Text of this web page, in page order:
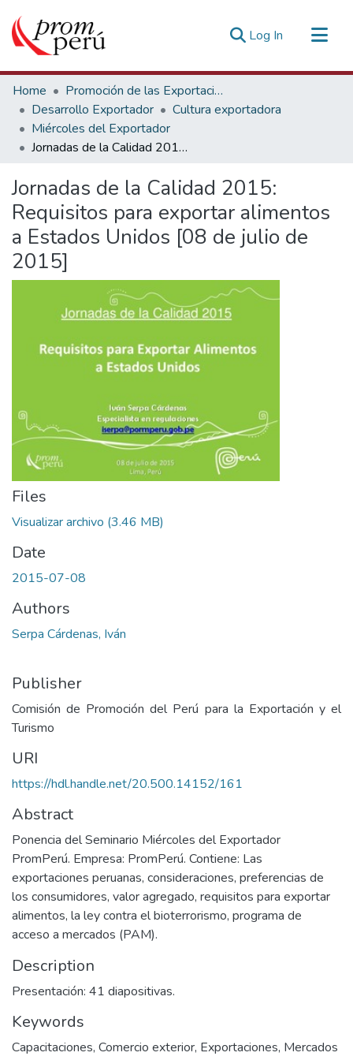
Log In (current)
Communities & Collections
All of DSpace
Statistics
Estadísticas Externas
Home
Promoción de las Exportaciones
Desarrollo Exportador
Cultura exportadora
Miércoles del Exportador
Jornadas de la Calidad 2015: Requisitos para exportar alimentos a Estados Unidos [08 de julio de 2015]
Jornadas de la Calidad 2015:
Requisitos para exportar alimentos
a Estados Unidos [08 de julio de
2015]
Files
Visualizar archivo (3.46 MB)
Date
2015-07-08
Authors
Serpa Cárdenas, Iván
Publisher
Comisión de Promoción del Perú para la Exportación y el
Turismo
URI
https://hdl.handle.net/20.500.14152/161
Abstract
Ponencia del Seminario Miércoles del Exportador
PromPerú. Empresa: PromPerú. Contiene: Las
exportaciones peruanas, consideraciones, preferencias de
los consumidores, valor agregado, requisitos para exportar
alimentos, la ley contra el bioterrorismo, programa de
acceso a mercados (PAM).
Description
Presentación: 41 diapositivas.
Keywords
Capacitaciones, Comercio exterior, Exportaciones, Mercados